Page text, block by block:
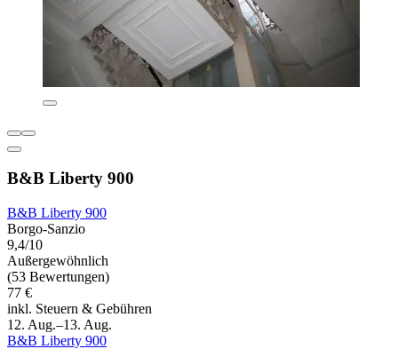
B&B Liberty 900
B&B Liberty 900
Borgo-Sanzio
9,4/10
Außergewöhnlich
(53 Bewertungen)
77 €
inkl. Steuern & Gebühren
12. Aug.–13. Aug.
B&B Liberty 900